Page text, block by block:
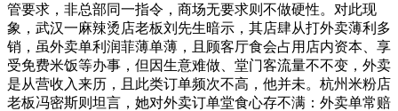
管要求，非总部同一指令，商场无要求则不做硬性。对此现
象，武汉一麻辣烫店老板刘先生暗示，其店肆从打外卖薄利多
销，虽外卖单利润菲薄单薄，且顾客厅食会占用店内资本、享
受免费米饭等办事，但因生意难做、堂门客流量不不变，外卖
是从营收入来历，且此类订单频次不高，他并未。杭州米粉店
老板冯密斯则坦言，她对外卖订单堂食心存不满：外卖单常赔